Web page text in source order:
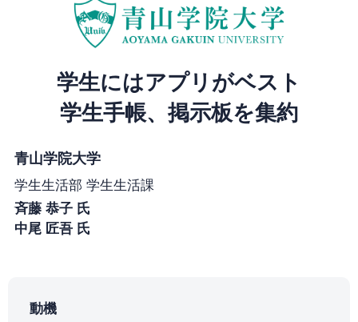
学生にはアプリがベスト
学生手帳、掲示板を集約
青山学院大学
学生生活部 学生生活課
斉藤 恭子 氏
中尾 匠吾 氏
動機